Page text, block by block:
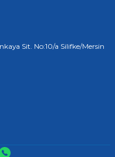
Sit. No:10/a Silifke/Mersin